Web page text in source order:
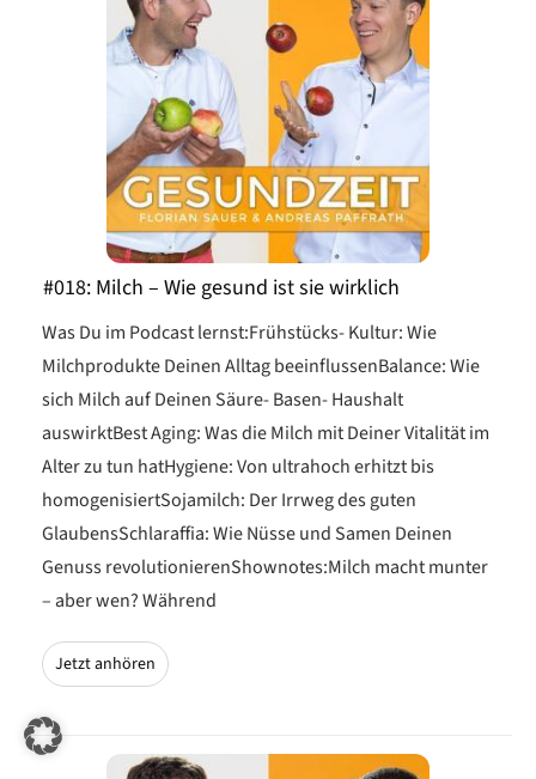
#018: Milch – Wie gesund ist sie wirklich
Was Du im Podcast lernst:Frühstücks- Kultur: Wie
Milchprodukte Deinen Alltag beeinflussenBalance: Wie
sich Milch auf Deinen Säure- Basen- Haushalt
auswirktBest Aging: Was die Milch mit Deiner Vitalität im
Alter zu tun hatHygiene: Von ultrahoch erhitzt bis
homogenisiertSojamilch: Der Irrweg des guten
GlaubensSchlaraffia: Wie Nüsse und Samen Deinen
Genuss revolutionierenShownotes:Milch macht munter
– aber wen? Während
Jetzt anhören